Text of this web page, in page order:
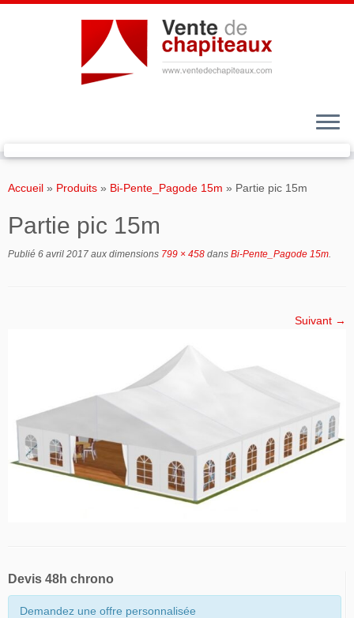
auAccueil » Produits » Bi-Pente_Pagode 15m » Partie pic 15m
Partie pic 15m
Publié 6 avril 2017 aux dimensions 799 × 458 dans Bi-Pente_Pagode 15m.
Suivant →
Devis 48h chrono
Demandez une offre personnalisée